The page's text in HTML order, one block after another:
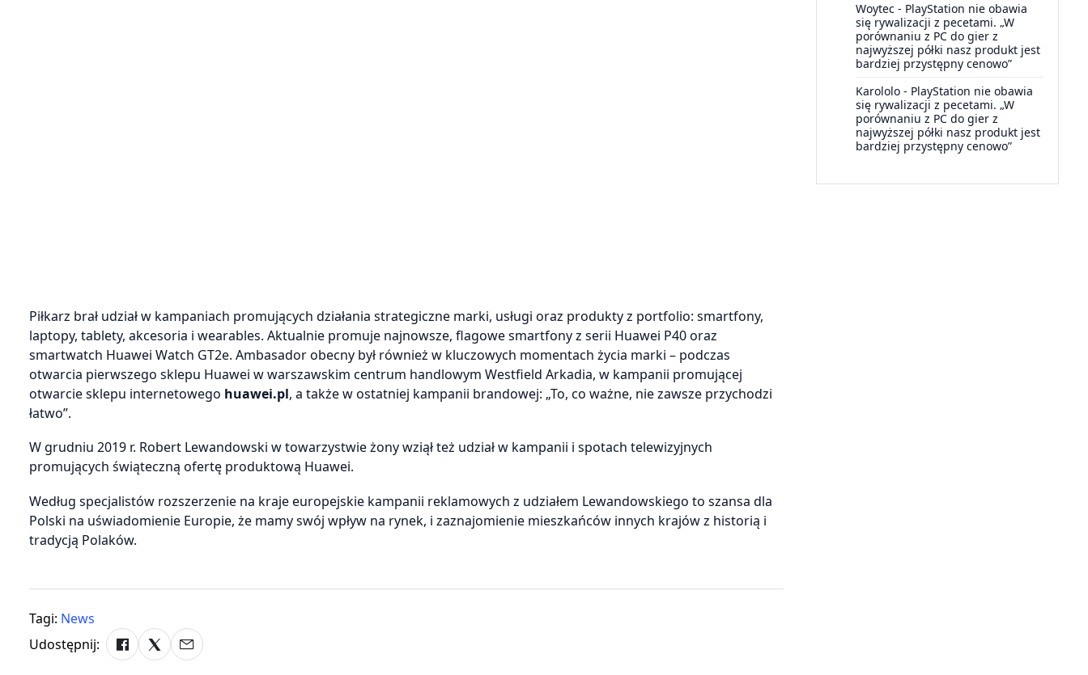
Piłkarz brał udział w kampaniach promujących działania strategiczne marki, usługi oraz produkty z portfolio: smartfony,
laptopy, tablety, akcesoria i wearables. Aktualnie promuje najnowsze, flagowe smartfony z serii Huawei P40 oraz
smartwatch Huawei Watch GT2e. Ambasador obecny był również w kluczowych momentach życia marki – podczas
otwarcia pierwszego sklepu Huawei w warszawskim centrum handlowym Westfield Arkadia, w kampanii promującej
otwarcie sklepu internetowego huawei.pl, a także w ostatniej kampanii brandowej: „To, co ważne, nie zawsze przychodzi
łatwo”.
W grudniu 2019 r. Robert Lewandowski w towarzystwie żony wziął też udział w kampanii i spotach telewizyjnych
promujących świąteczną ofertę produktową Huawei.
Według specjalistów rozszerzenie na kraje europejskie kampanii reklamowych z udziałem Lewandowskiego to szansa dla
Polski na uświadomienie Europie, że mamy swój wpływ na rynek, i zaznajomienie mieszkańców innych krajów z historią i
tradycją Polaków.
Tagi: News
Udostępnij:
Woytec - PlayStation nie obawia
się rywalizacji z pecetami. „W
porównaniu z PC do gier z
najwyższej półki nasz produkt jest
bardziej przystępny cenowo”
Karololo - PlayStation nie obawia
się rywalizacji z pecetami. „W
porównaniu z PC do gier z
najwyższej półki nasz produkt jest
bardziej przystępny cenowo”